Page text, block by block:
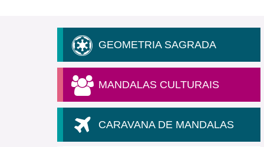
GEOMETRIA SAGRADA
MANDALAS CULTURAIS
CARAVANA DE MANDALAS